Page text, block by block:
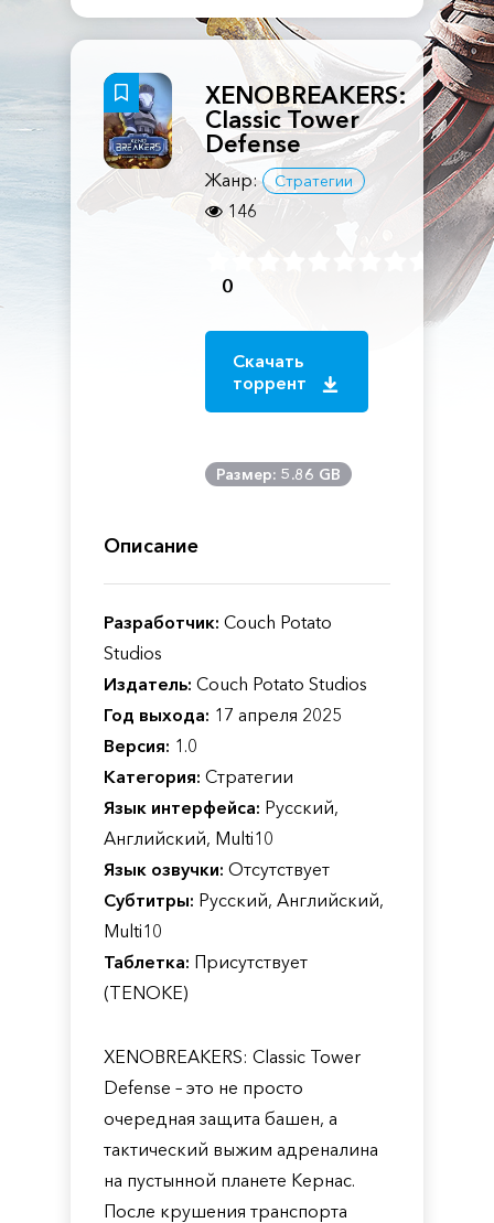
XENOBREAKERS:
Classic Tower
Defense
Жанр: Стратегии
146
0
Скачать
торрент
Размер: 5.86 GB
Описание
Разработчик: Couch Potato
Studios
Издатель: Couch Potato Studios
Год выхода: 17 апреля 2025
Версия: 1.0
Категория: Стратегии
Язык интерфейса: Русский,
Английский, Multi10
Язык озвучки: Отсутствует
Субтитры: Русский, Английский,
Multi10
Таблетка: Присутствует
(TENOKE)
XENOBREAKERS: Classic Tower
Defense – это не просто
очередная защита башен, а
тактический выжим адреналина
на пустынной планете Кернас.
После крушения транспорта